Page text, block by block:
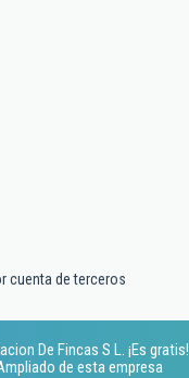
cuenta de terceros
De Fincas S L. ¡Es gratis!
de esta empresa